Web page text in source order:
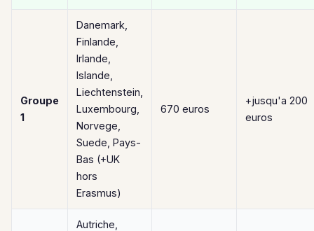
Groupe
1
Danemark,
Finlande,
Irlande,
Islande,
Liechtenstein,
Luxembourg,
Norvege,
Suede, Pays-
Bas (+UK
hors
Erasmus)
670 euros
+jusqu'a 200
euros
Autriche,